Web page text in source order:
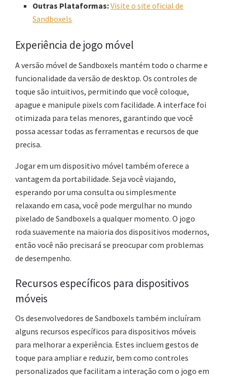
Outras Plataformas:Visite o site oficial de
Sandboxels
Experiência de jogo móvel
A versão móvel de Sandboxels mantém todo o charme e
funcionalidade da versão de desktop. Os controles de
toque são intuitivos, permitindo que você coloque,
apague e manipule pixels com facilidade. A interface foi
otimizada para telas menores, garantindo que você
possa acessar todas as ferramentas e recursos de que
precisa.
Jogar em um dispositivo móvel também oferece a
vantagem da portabilidade. Seja você viajando,
esperando por uma consulta ou simplesmente
relaxando em casa, você pode mergulhar no mundo
pixelado de Sandboxels a qualquer momento. O jogo
roda suavemente na maioria dos dispositivos modernos,
então você não precisará se preocupar com problemas
de desempenho.
Recursos específicos para dispositivos
móveis
Os desenvolvedores de Sandboxels também incluíram
alguns recursos específicos para dispositivos móveis
para melhorar a experiência. Estes incluem gestos de
toque para ampliar e reduzir, bem como controles
personalizados que facilitam a interação com o jogo em